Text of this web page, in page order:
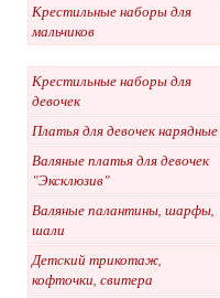
Крестильные наборы для
мальчиков
Крестильные наборы для
девочек
Платья для девочек нарядные
Валяные платья для девочек
"Эксклюзив"
Валяные палантины, шарфы,
шали
Детский трикотаж,
кофточки, свитера